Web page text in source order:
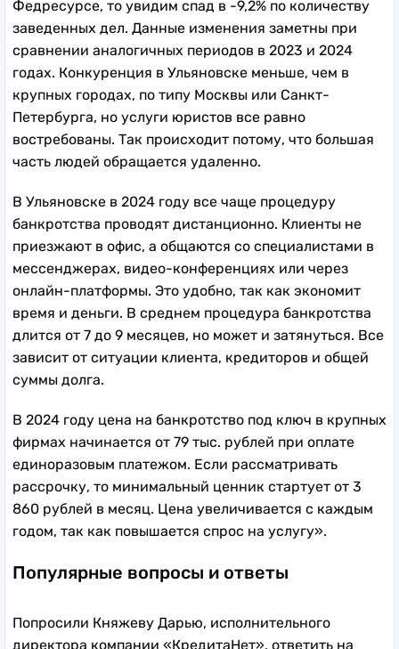
Федресурсе, то увидим спад в -9,2% по количеству
заведенных дел. Данные изменения заметны при
сравнении аналогичных периодов в 2023 и 2024
годах. Конкуренция в Ульяновске меньше, чем в
крупных городах, по типу Москвы или Санкт-
Петербурга, но услуги юристов все равно
востребованы. Так происходит потому, что большая
часть людей обращается удаленно.
В Ульяновске в 2024 году все чаще процедуру
банкротства проводят дистанционно. Клиенты не
приезжают в офис, а общаются со специалистами в
мессенджерах, видео-конференциях или через
онлайн-платформы. Это удобно, так как экономит
время и деньги. В среднем процедура банкротства
длится от 7 до 9 месяцев, но может и затянуться. Все
зависит от ситуации клиента, кредиторов и общей
суммы долга.
В 2024 году цена на банкротство под ключ в крупных
фирмах начинается от 79 тыс. рублей при оплате
единоразовым платежом. Если рассматривать
рассрочку, то минимальный ценник стартует от 3
860 рублей в месяц. Цена увеличивается с каждым
годом, так как повышается спрос на услугу».
Популярные вопросы и ответы
Попросили Княжеву Дарью, исполнительного
директора компании «КредитаНет», ответить на